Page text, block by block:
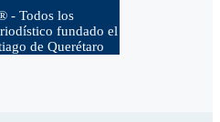
- Todos los
fundado el
de Querétaro